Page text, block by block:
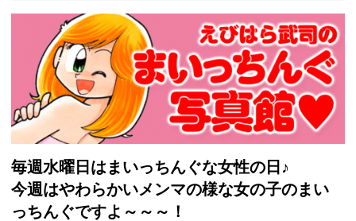
毎週水曜日はまいっちんぐな女性の日♪
今週はやわらかいメンマの様な女の子のまい
っちんぐですよ～～～！